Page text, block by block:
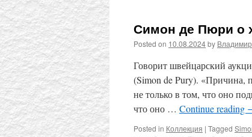
Симон де Пюри о
Posted on 10.08.2024by
Говорит швейцарский
(Simon de Pury). «Причина,
не только в том, что оно
что оно … Continue reading
Posted in Коллекция | Tagged